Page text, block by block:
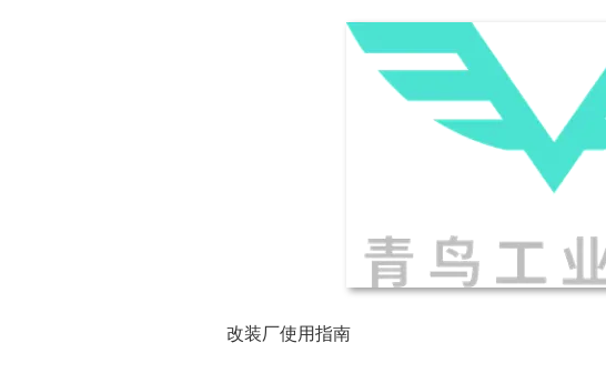
改装厂使用指南
ChinaJoy小姐姐精选：绝
美ShowGirl与Coser大